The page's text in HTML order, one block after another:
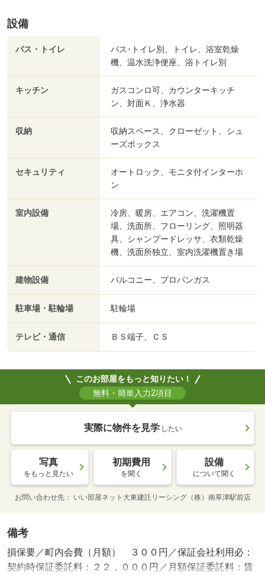
設備
バス・トイレ
バス･トイレ別、トイレ、浴室乾燥
機、温水洗浄便座、浴トイレ別
キッチン
ガスコンロ可、カウンターキッチ
ン、対面Ｋ、浄水器
収納
収納スペース、クローゼット、シュ
ーズボックス
セキュリティ
オートロック、モニタ付インターホ
ン
室内設備
冷房、暖房、エアコン、洗濯機置
場、洗面所、フローリング、照明器
具、シャンプードレッサ、衣類乾燥
機、洗面所独立、室内洗濯機置き場
建物設備 バルコニー、プロパンガス
駐車場・駐輪場 駐輪場
テレビ・通信 ＢＳ端子、ＣＳ
このお部屋をもっと知りたい！
無料・簡単入力2項目
実際に物件を見学 したい
写真
をもっと見たい
初期費用
を聞く
設備
について聞く
お問い合わせ先 いい部屋ネット大東建託リーシング（株）南草津駅前店
備考
損保要／町内会費（月額） ３００円／保証会社利用必：
契約時保証委託料：２２，０００円／月額保証委託料：賃